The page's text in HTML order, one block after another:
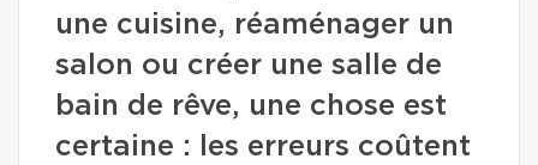
une cuisine, réaménager un
salon ou créer une salle de
bain de rêve, une chose est
certaine : les erreurs coûtent